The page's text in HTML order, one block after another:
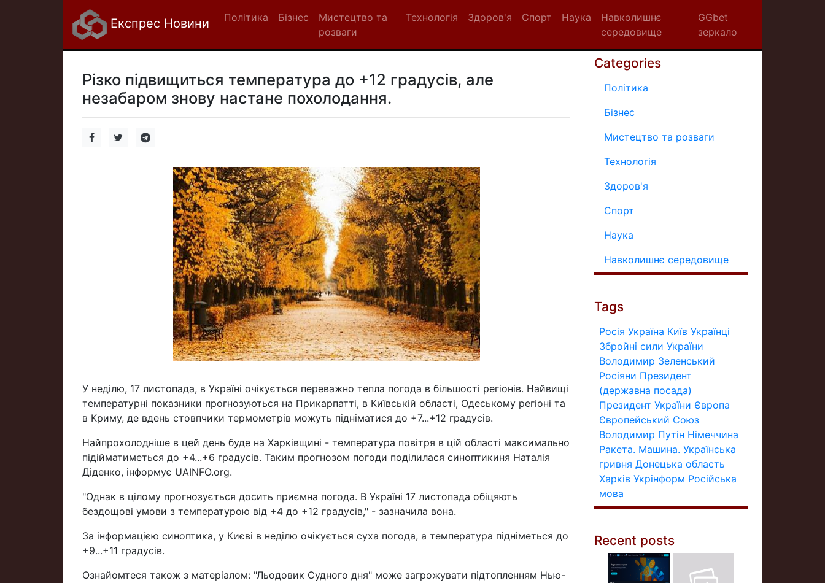
Експрес Новини Політика Бізнес
Мистецтво та
розваги
Технологія Здоров'я Спорт Наука
Навколишнє
середовище
GGbet
зеркало
Різко підвищиться температура до +12 градусів, але
незабаром знову настане похолодання.
У неділю, 17 листопада, в Україні очікується переважно тепла погода в більшості регіонів. Найвищі
температурні показники прогнозуються на Прикарпатті, в Київській області, Одеському регіоні та
в Криму, де вдень стовпчики термометрів можуть підніматися до +7...+12 градусів.
Найпрохолодніше в цей день буде на Харківщині - температура повітря в цій області максимально
підійматиметься до +4...+6 градусів. Таким прогнозом погоди поділилася синоптикиня Наталія
Діденко, інформує UAINFO.org.
"Однак в цілому прогнозується досить приємна погода. В Україні 17 листопада обіцяють
бездощові умови з температурою від +4 до +12 градусів," - зазначила вона.
За інформацією синоптика, у Києві в неділю очікується суха погода, а температура підніметься до
+9...+11 градусів.
Ознайомтеся також з матеріалом: "Льодовик Судного дня" може загрожувати підтопленням Нью-
Categories
Політика
Бізнес
Мистецтво та розваги
Технологія
Здоров'я
Спорт
Наука
Навколишнє середовище
Tags
Росія Україна Київ Українці
Збройні сили України
Володимир Зеленський
Росіяни Президент
(державна посада)
Президент України Європа
Європейський Союз
Володимир Путін Німеччина
Ракета. Машина. Українська
гривня Донецька область
Харків Укрінформ Російська
мова
Recent posts